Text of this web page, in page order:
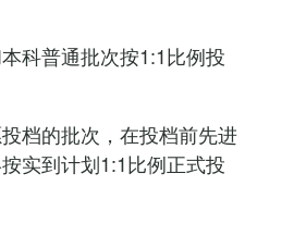
科普通批次按1:1比例投
档的批次，在投档前先进
实到计划1:1比例正式投